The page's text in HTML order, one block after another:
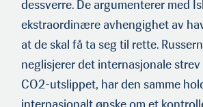
dessverre. De argumenterer med
ekstraordinære avhengighet av
at de skal få ta seg til rette.
neglisjerer det internasjonale strev
CO2-utslippet, har den samme